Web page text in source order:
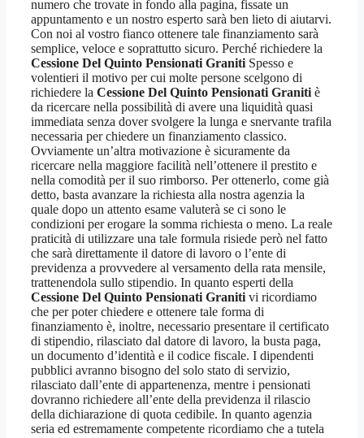
numero che trovate in fondo alla pagina, fissate un
appuntamento e un nostro esperto sarà ben lieto di aiutarvi.
Con noi al vostro fianco ottenere tale finanziamento sarà
semplice, veloce e soprattutto sicuro. Perché richiedere la
Cessione Del Quinto Pensionati Graniti Spesso e
volentieri il motivo per cui molte persone scelgono di
richiedere la Cessione Del Quinto Pensionati Graniti è
da ricercare nella possibilità di avere una liquidità quasi
immediata senza dover svolgere la lunga e snervante trafila
necessaria per chiedere un finanziamento classico.
Ovviamente un’altra motivazione è sicuramente da
ricercare nella maggiore facilità nell’ottenere il prestito e
nella comodità per il suo rimborso. Per ottenerlo, come già
detto, basta avanzare la richiesta alla nostra agenzia la
quale dopo un attento esame valuterà se ci sono le
condizioni per erogare la somma richiesta o meno. La reale
praticità di utilizzare una tale formula risiede però nel fatto
che sarà direttamente il datore di lavoro o l’ente di
previdenza a provvedere al versamento della rata mensile,
trattenendola sullo stipendio. In quanto esperti della
Cessione Del Quinto Pensionati Graniti vi ricordiamo
che per poter chiedere e ottenere tale forma di
finanziamento è, inoltre, necessario presentare il certificato
di stipendio, rilasciato dal datore di lavoro, la busta paga,
un documento d’identità e il codice fiscale. I dipendenti
pubblici avranno bisogno del solo stato di servizio,
rilasciato dall’ente di appartenenza, mentre i pensionati
dovranno richiedere all’ente della previdenza il rilascio
della dichiarazione di quota cedibile. In quanto agenzia
seria ed estremamente competente ricordiamo che a tutela